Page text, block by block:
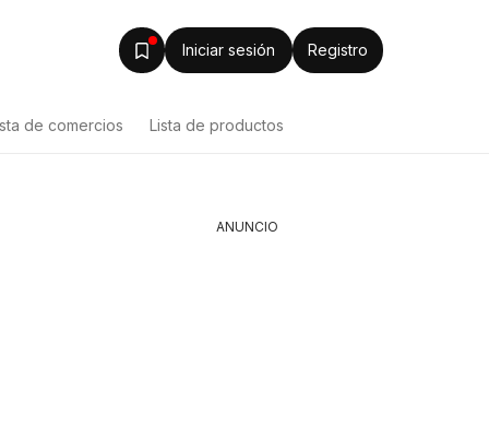
Iniciar sesión Registro
de comercios Lista de productos
ANUNCIO